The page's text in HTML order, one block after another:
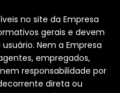
no site da Empresa
gerais e devem
Nem a Empresa
empregados,
responsabilidade por
direta ou